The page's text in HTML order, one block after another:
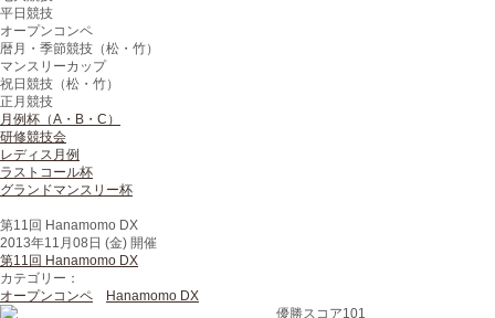
平日競技
オープンコンペ
暦月・季節競技（松・竹）
マンスリーカップ
祝日競技（松・竹）
正月競技
月例杯（A・B・C）
研修競技会
レディス月例
ラストコール杯
グランドマンスリー杯
第11回 Hanamomo DX
2013年11月08日 (金) 開催
第11回 Hanamomo DX
カテゴリー：
オープンコンペ
Hanamomo DX
優勝スコア101